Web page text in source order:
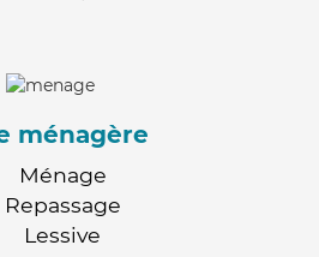
ménagère
Ménage
Repassage
Lessive